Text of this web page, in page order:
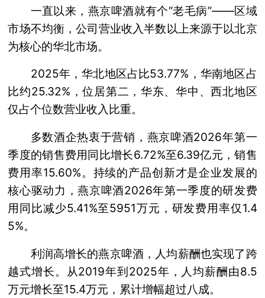
一直以来，燕京啤酒就有个“老毛病”——区域
市场不均衡，公司营业收入半数以上来源于以北京
为核心的华北市场。
2025年，华北地区占比53.77%，华南地区占
比约25.32%，位居第二，华东、华中、西北地区
仅占个位数营业收入比重。
多数酒企热衷于营销，燕京啤酒2026年第一
季度的销售费用同比增长6.72%至6.39亿元，销售
费用率15.60%。持续的产品创新才是企业发展的
核心驱动力，燕京啤酒2026年第一季度的研发费
用同比减少5.41%至5951万元，研发费用率仅1.4
5%。
利润高增长的燕京啤酒，人均薪酬也实现了跨
越式增长。从2019年到2025年，人均薪酬由8.5
万元增长至15.4万元，累计增幅超过八成。